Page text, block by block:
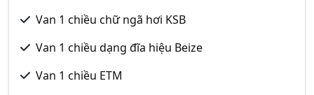
Van 1 chiều chữ ngã hơi KSB
Van 1 chiều dạng đĩa hiệu Beize
Van 1 chiều ETM